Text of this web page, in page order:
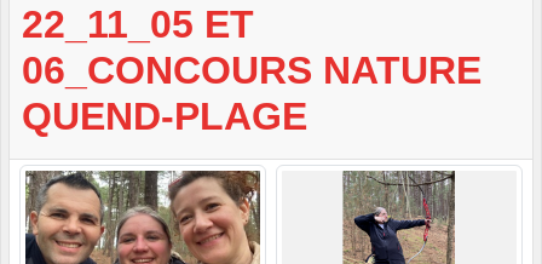
22_11_05 ET
06_CONCOURS NATURE
QUEND-PLAGE